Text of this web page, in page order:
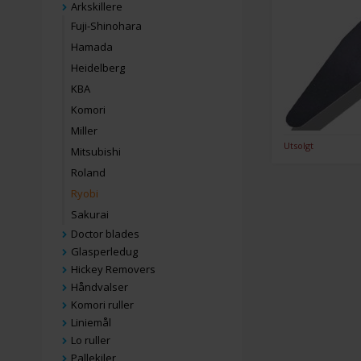
Arkskillere
Fuji-Shinohara
Hamada
Heidelberg
KBA
Komori
Miller
Mitsubishi
Roland
Ryobi
Sakurai
Doctor blades
Glasperledug
Hickey Removers
Håndvalser
Komori ruller
Liniemål
Lo ruller
Pallekiler
Utsolgt